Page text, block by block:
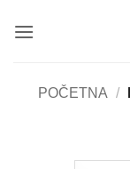
POČETNA /